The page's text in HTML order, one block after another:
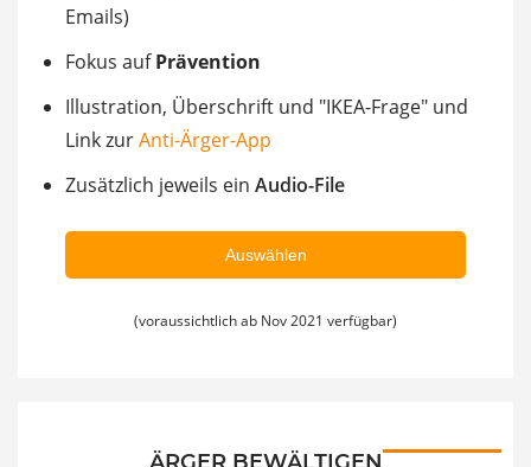
Emails)
Fokus aufPrävention
Illustration, Überschrift und "IKEA-Frage" und
Link zurAnti-Ärger-App
Zusätzlich jeweils ein Audio-File
Auswählen
(voraussichtlich ab Nov 2021 verfügbar)